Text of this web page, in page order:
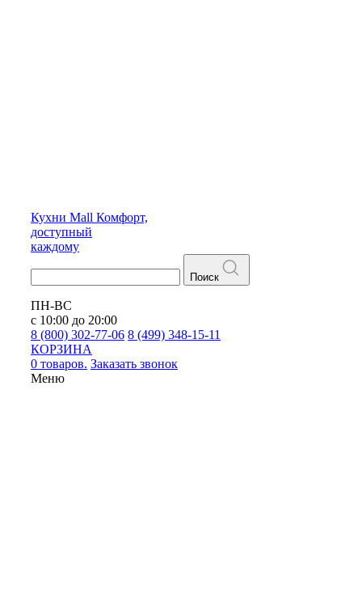
Кухни Mall Комфорт,
доступный
каждому
Поиск
ПН-ВС
с 10:00 до 20:00
8 (800) 302-77-06 8 (499) 348-15-11
КОРЗИНА
0 товаров. Заказать звонок
Меню